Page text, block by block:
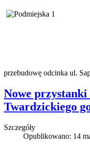
przebudowę odcinka ul.
Nowe
Twardzickiego
Szczegóły
Opublikowano: 14